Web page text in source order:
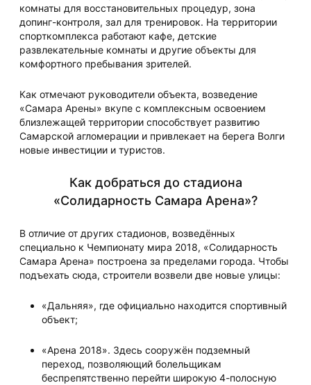
комнаты для восстановительных процедур, зона
допинг-контроля, зал для тренировок. На территории
спорткомплекса работают кафе, детские
развлекательные комнаты и другие объекты для
комфортного пребывания зрителей.
Как отмечают руководители объекта, возведение
«Самара Арены» вкупе с комплексным освоением
близлежащей территории способствует развитию
Самарской агломерации и привлекает на берега Волги
новые инвестиции и туристов.
Как добраться до стадиона
«Солидарность Самара Арена»?
В отличие от других стадионов, возведённых
специально к Чемпионату мира 2018, «Солидарность
Самара Арена» построена за пределами города. Чтобы
подъехать сюда, строители возвели две новые улицы:
«Дальняя», где официально находится спортивный
объект;
«Арена 2018». Здесь сооружён подземный
переход, позволяющий болельщикам
беспрепятственно перейти широкую 4-полосную